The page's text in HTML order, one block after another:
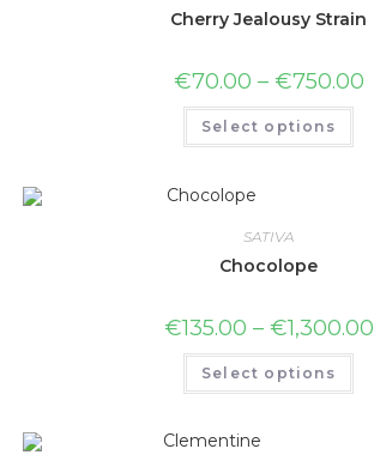
Cherry Jealousy Strain
€70.00 – €750.00
Select options
SATIVA
Chocolope
€135.00 – €1,300.00
Select options